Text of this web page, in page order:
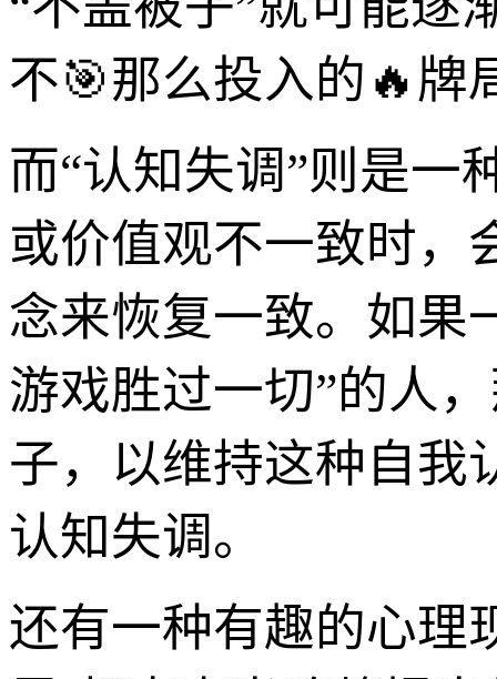
不🎯那么投入的🔥牌
而“认知失调”则是一
或价值观不一致时，
念来恢复一致。如果
游戏胜过一切”的人
子，以维持这种自我
认知失调。
还有一种有趣的心理